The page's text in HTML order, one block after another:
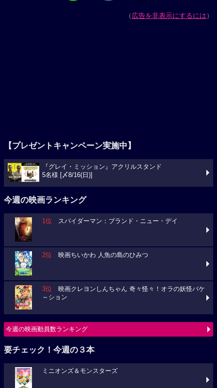
（広告を非表示にするには）
【プレゼントキャンペーン実施中】
『グレイ・ミッション』アクリルスタンド
5名様 [〆8/16(日)]
今週の映画ランキング
1位 スパイダーマン：ブランド・ニュー・デイ
2位 映画ちいかわ 人魚の島のひみつ
3位 映画クレヨンしんちゃん 奇々怪々！オラの妖怪バケ
～ション
今週の映画動員数ランキング
要チェック！今週の３本
ミニオンズ＆モンスターズ